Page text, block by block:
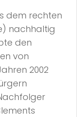
dem rechten
nachhaltig
den
von
2002